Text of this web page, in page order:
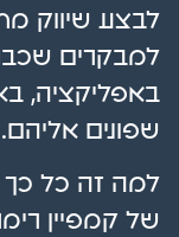
לבצע שיווק
למבקרים
באפליקציה,
שפונים אליהם.
למה זה כל כך
של קמפיין